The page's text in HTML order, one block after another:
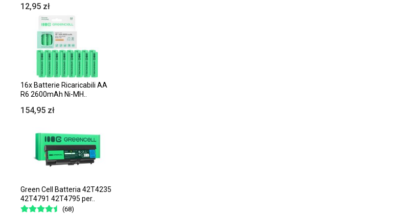
12,95 zł
16x Batterie Ricaricabili AA
R6 2600mAh Ni-MH..
154,95 zł
Green Cell Batteria 42T4235
42T4791 42T4795 per..
(68)